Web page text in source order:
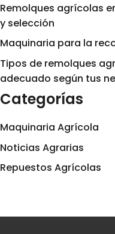
Remolques agrícolas
y selección
Maquinaria para la
Tipos de remolques
adecuado según tus
Categorías
Maquinaria Agrícola
Noticias Agrarias
Repuestos Agrícolas